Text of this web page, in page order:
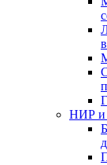
НИР и